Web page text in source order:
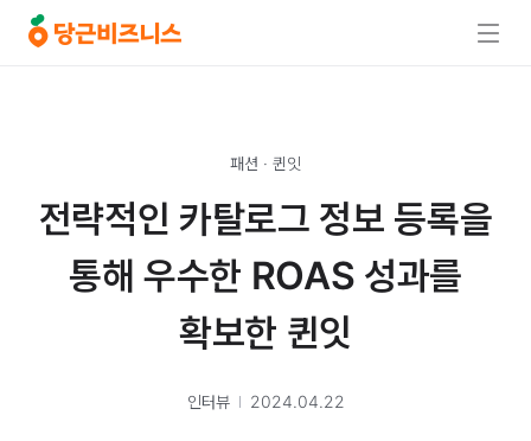
패션 · 퀸잇
전략적인 카탈로그 정보 등록을
통해 우수한 ROAS 성과를
확보한 퀸잇
인터뷰 2024.04.22